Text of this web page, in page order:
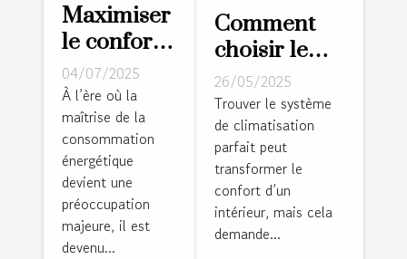
Maximiser
le confort
et
l'économie
d'énergie
chez soi :
techniques
modernes
04/07/2025
À l’ère où la
maîtrise de la
consommation
énergétique
devient une
préoccupation
majeure, il est
devenu...
Comment
choisir le
système de
climatisation
adapté à vos
besoins
26/05/2025
Trouver le système
de climatisation
parfait peut
transformer le
confort d’un
intérieur, mais cela
demande...